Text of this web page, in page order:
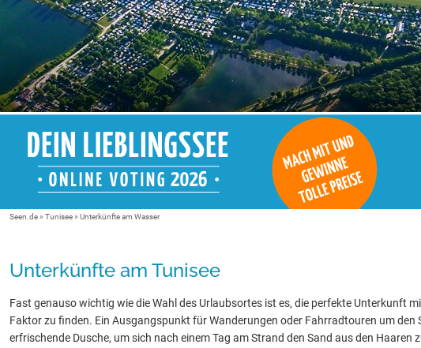
Seen.de» Tunisee» Unterkünfte am Wasser
Unterkünfte am Tunisee
Fast genauso wichtig wie die Wahl des Urlaubsortes ist es, die perfekte Unterkunft
Faktor zu finden. Ein Ausgangspunkt für Wanderungen oder Fahrradtouren um den
erfrischende Dusche, um sich nach einem Tag am Strand den Sand aus den Haaren